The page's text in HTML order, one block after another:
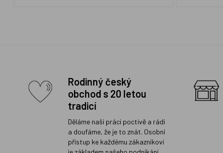
Rodinný český
obchod s 20 letou
tradicí
Děláme naši práci poctivě a rádi
a doufáme, že je to znát. Osobní
přístup ke každému zákazníkovi